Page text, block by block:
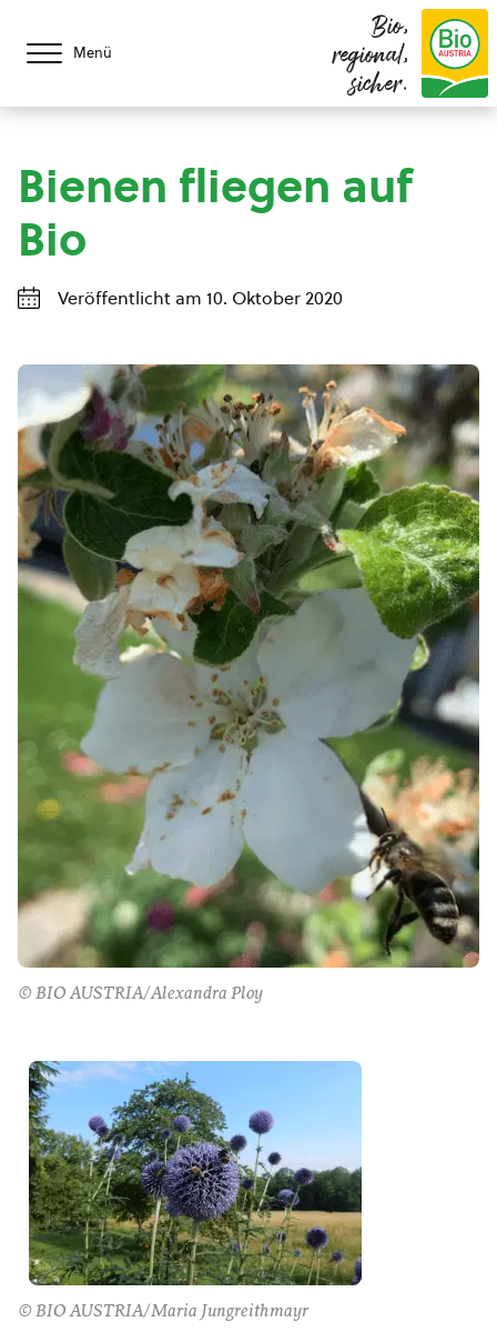
Menü
Bio,
regional,
sicher.
Bienen fliegen auf
Bio
Veröffentlicht am 10. Oktober 2020
© BIO AUSTRIA/Alexandra Ploy
© BIO AUSTRIA/Maria Jungreithmayr